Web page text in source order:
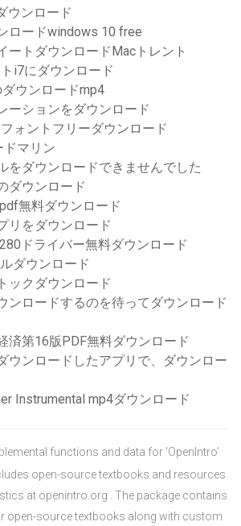
ウンロード
ロードwindows 10 free
ートダウンロードMacトレント
i7にダウンロード
ウンロードmp4
ーションをダウンロード
ォントフリーダウンロード
マリン
をダウンロードできませんでした
ダウンロード
無料ダウンロード
リをダウンロード
ドライバー無料ダウンロード
ダウンロード
ックダウンロード
ンロードするのを待ってダウンロード
済第16版PDF無料ダウンロード
ウンロードしたアプリで、ダウンロー
Instrumental mp4ダウンロード
functions and data for ‘OpenIntro’
open-source textbooks and resources
at openintro.org . The package contains
open-source textbooks along with custom